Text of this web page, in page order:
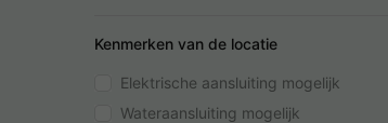
Kenmerken van de locatie
Elektrische aansluiting mogelijk
Wateraansluiting mogelijk